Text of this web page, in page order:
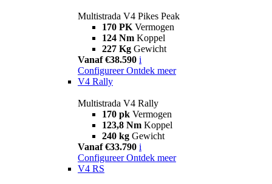
Multistrada V4 Pikes Peak
170 PK Vermogen
124 Nm Koppel
227 Kg Gewicht
Vanaf €38.590 i
Configureer Ontdek meer
V4 Rally
Multistrada V4 Rally
170 pk Vermogen
123,8 Nm Koppel
240 kg Gewicht
Vanaf €33.790 i
Configureer Ontdek meer
V4 RS